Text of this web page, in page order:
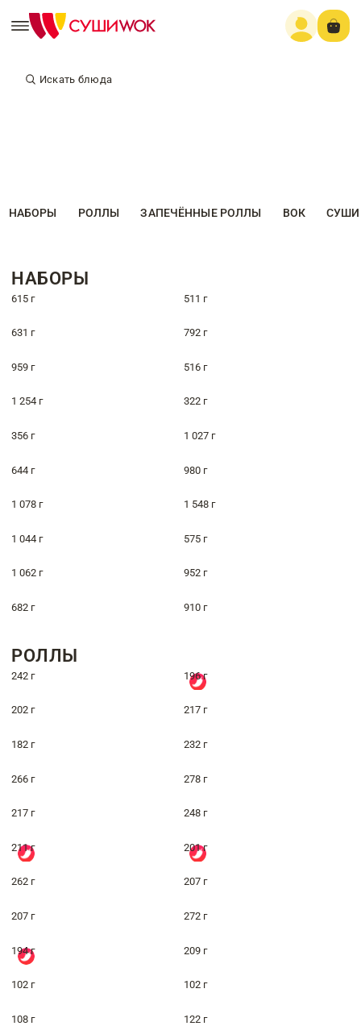
Искать блюда
НАБОРЫ РОЛЛЫ ЗАПЕЧЁННЫЕ РОЛЛЫ ВОК СУШИ
НАБОРЫ
615 г 511 г
631 г 792 г
959 г 516 г
1 254 г 322 г
356 г 1 027 г
644 г 980 г
1 078 г 1 548 г
1 044 г 575 г
1 062 г 952 г
682 г 910 г
РОЛЛЫ
242 г 196 г
202 г 217 г
182 г 232 г
266 г 278 г
217 г 248 г
211 г 201 г
262 г 207 г
207 г 272 г
194 г 209 г
102 г 102 г
108 г 122 г